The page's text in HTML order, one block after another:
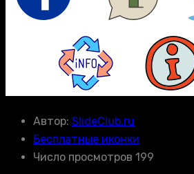
Автор: SlideClub.ru
Бесплатные иконки
Число просмотров 199